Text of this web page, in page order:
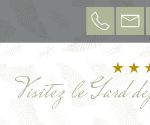
Visitez le Gard